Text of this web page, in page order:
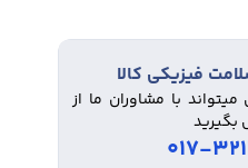
فیزیکی کالا
با مشاوران ما از